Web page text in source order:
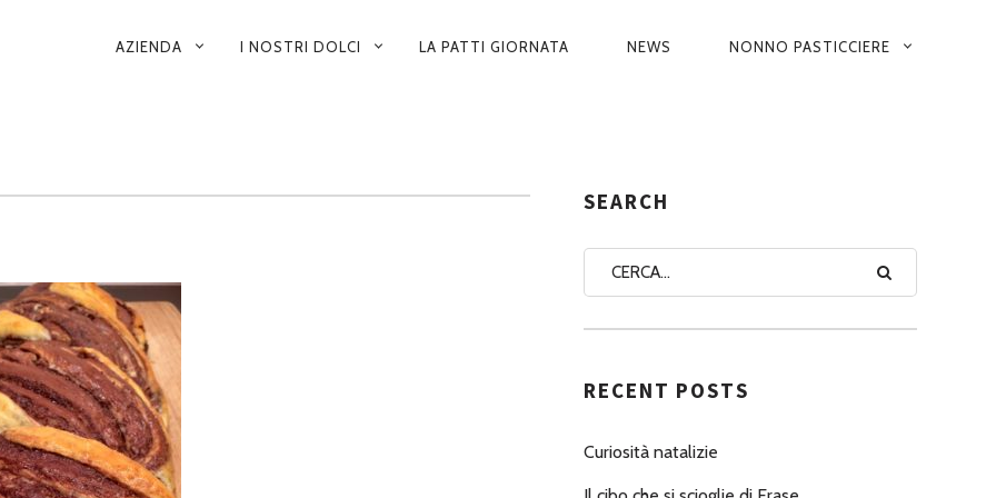
I
Z
I
O
N
E
AZIENDA I NOSTRI DOLCI LA PATTI GIORNATA NEWS NONNO PASTICCIERE
SEARCH
RECENT POSTS
Curiosità natalizie